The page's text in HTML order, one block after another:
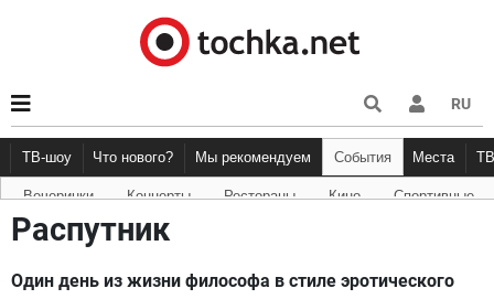
RU
ТВ-шоу Что нового?
Новости афиши Рецензии Куда пойти Точка
Мы рекомендуем События Места
Вечеринки Концерты Рестораны Кино Спортивные
Распутник
Один день из жизни философа в стиле эротического